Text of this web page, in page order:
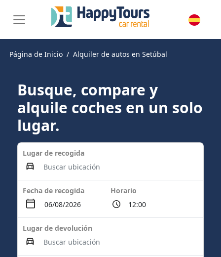
Página de Inicio Alquiler de autos en Setúbal
Busque, compare y
alquile coches en un solo
lugar.
Lugar de recogida
Fecha de recogida Horario
Lugar de devolución